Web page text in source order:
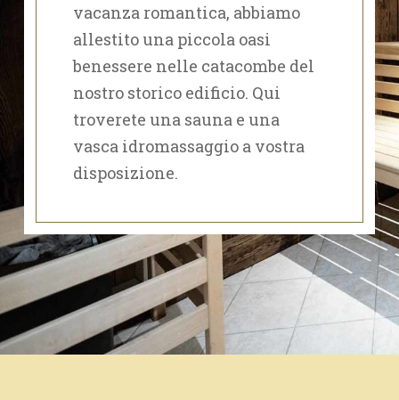
vacanza romantica, abbiamo
allestito una piccola oasi
benessere nelle catacombe del
nostro storico edificio. Qui
troverete una sauna e una
vasca idromassaggio a vostra
disposizione.